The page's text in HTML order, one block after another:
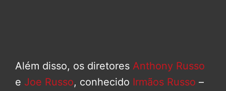
Além disso, os diretores Anthony Russo
e Joe Russo, conhecido Irmãos Russo –